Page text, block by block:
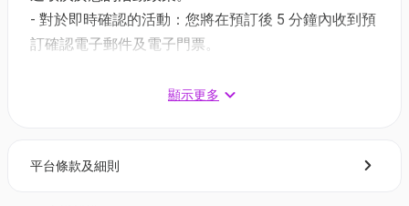
設9款湯底自選：沙嗲牛肚鍋、秘製黑蒜豬骨鍋、鮮茄
血鍋、皮蛋芫荽魚片鍋、秘製重慶雞鍋
切騸牯牛、日本黑毛和牛、澳洲M8和牛、即開生蠔、
- 對於即時確認的活動：您將在預訂後 5 分鐘內收到預
訂確認電子郵件及電子門票。
1 - 3 個工作天內發送到您所登記的電郵地址。
- 會員可以下載《香港01》流動應用程式(APP) ，並以
顯示更多
平台條款及細則